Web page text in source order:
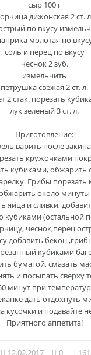
сыр 100 г
дижонская 2 ст.
по вкусу
молотая по
соль и перец по вкусу
чеснок 2 зуб.
измельчить
петрушка свежая 2 ст. л.
2 стак. порезать
лук зеленый 3 ст. л.
Приготовление:
варить после
кружочками
кубиками, обжарить
Грибы
около минуты
яйца и сливки,
кубиками (остальной
чеснок,перец
добавить бекон
кубиками
бумагой, смазать
и посыпать сверху
минут при
дать отдохнуть
кусочки и подавайте
Приятного аппетита!
12.02.2017 0